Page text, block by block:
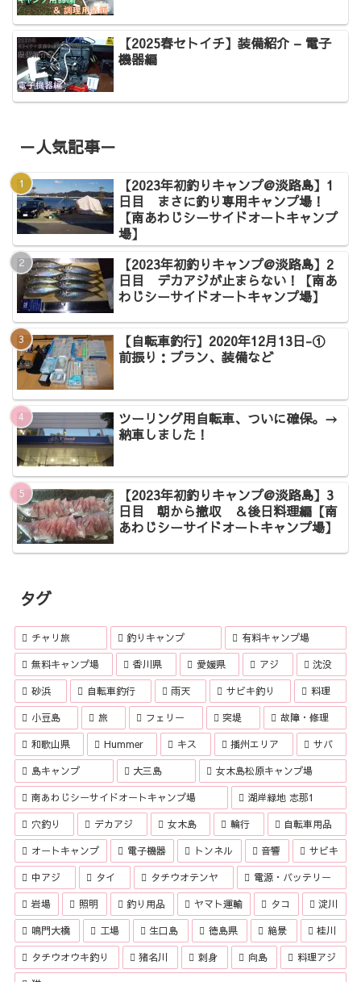
【2025春セトイチ】装備紹介 – 電子
機器編
－人気記事－
【2023年初釣りキャンプ@淡路島】1
日目 まさに釣り専用キャンプ場！
【南あわじシーサイドオートキャンプ
場】
【2023年初釣りキャンプ@淡路島】2
日目 デカアジが止まらない！【南あ
わじシーサイドオートキャンプ場】
【自転車釣行】2020年12月13日-①
前振り：プラン、装備など
ツーリング用自転車、ついに確保。→
納車しました！
【2023年初釣りキャンプ@淡路島】3
日目 朝から撤収 ＆後日料理編【南
あわじシーサイドオートキャンプ場】
タグ
チャリ旅 釣りキャンプ 有料キャンプ場
無料キャンプ場 香川県 愛媛県 アジ 沈没
砂浜 自転車釣行 雨天 サビキ釣り 料理
小豆島 旅 フェリー 突堤 故障・修理
和歌山県 Hummer キス 播州エリア サバ
島キャンプ 大三島 女木島松原キャンプ場
南あわじシーサイドオートキャンプ場 湖岸緑地 志那1
穴釣り デカアジ 女木島 輪行 自転車用品
オートキャンプ 電子機器 トンネル 音響 サビキ
中アジ タイ タチウオテンヤ 電源・バッテリー
岩場 照明 釣り用品 ヤマト運輸 タコ 淀川
鳴門大橋 工場 生口島 徳島県 絶景 桂川
タチウオウキ釣り 猪名川 刺身 向島 料理アジ